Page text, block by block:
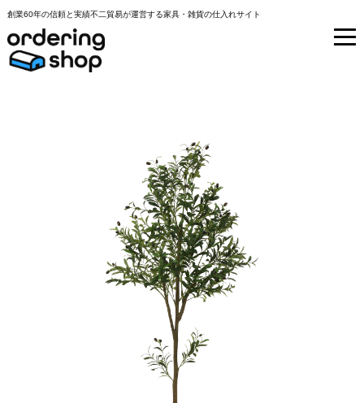
創業60年の信頼と実績不二貿易が運営する家具・雑貨の仕入れサイト